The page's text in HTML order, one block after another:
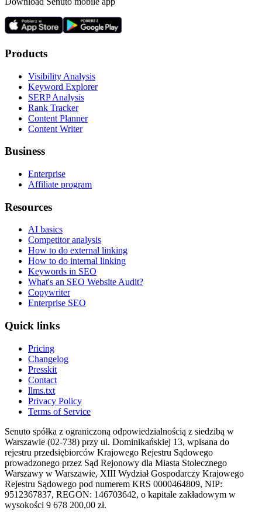
Products
Visibility Analysis
Keyword Explorer
SERP Analysis
Rank Tracker
Content Planner
Content Writer
Business
Enterprise
Affiliate program
Resources
AI basics
Competitor analysis
How to do external linking
How to do internal linking
Keywords in SEO
What's an SEO Website Audit?
Copywriter
Enterprise SEO
Quick links
Pricing
Changelog
Presskit
Contact
llms.txt
Privacy Policy
Terms of Service
Senuto spółka z ograniczoną odpowiedzialnością z siedzibą w
Warszawie (02-738) przy ul. Dominikańskiej 13, wpisana do
rejestru przedsiębiorców Krajowego Rejestru Sądowego
prowadzonego przez Sąd Rejonowy dla Miasta Stołecznego
Warszawy w Warszawie, XIII Wydział Gospodarczy Krajowego
Rejestru Sądowego pod numerem KRS 0000464809, NIP:
9512367837, REGON: 146703642, o kapitale zakładowym w
wysokości 9 678 200,00 zł.